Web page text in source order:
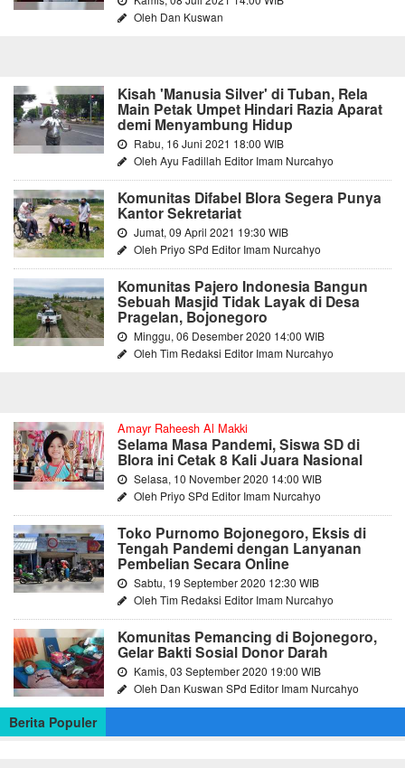
Oleh Dan Kuswan
Kisah 'Manusia Silver' di Tuban, Rela
Main Petak Umpet Hindari Razia Aparat
demi Menyambung Hidup
Rabu, 16 Juni 2021 18:00 WIB
Oleh Ayu Fadillah Editor Imam Nurcahyo
Komunitas Difabel Blora Segera Punya
Kantor Sekretariat
Jumat, 09 April 2021 19:30 WIB
Oleh Priyo SPd Editor Imam Nurcahyo
Komunitas Pajero Indonesia Bangun
Sebuah Masjid Tidak Layak di Desa
Pragelan, Bojonegoro
Minggu, 06 Desember 2020 14:00 WIB
Oleh Tim Redaksi Editor Imam Nurcahyo
Amayr Raheesh Al Makki
Selama Masa Pandemi, Siswa SD di
Blora ini Cetak 8 Kali Juara Nasional
Selasa, 10 November 2020 14:00 WIB
Oleh Priyo SPd Editor Imam Nurcahyo
Toko Purnomo Bojonegoro, Eksis di
Tengah Pandemi dengan Lanyanan
Pembelian Secara Online
Sabtu, 19 September 2020 12:30 WIB
Oleh Tim Redaksi Editor Imam Nurcahyo
Komunitas Pemancing di Bojonegoro,
Gelar Bakti Sosial Donor Darah
Kamis, 03 September 2020 19:00 WIB
Oleh Dan Kuswan SPd Editor Imam Nurcahyo
Berita Populer